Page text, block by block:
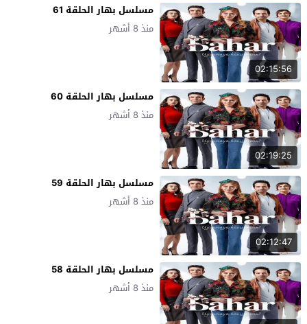
02:15:56
مسلسل بهار الحلقة 61
منذ 8 أشهر
02:19:25
مسلسل بهار الحلقة 60
منذ 8 أشهر
02:12:47
مسلسل بهار الحلقة 59
منذ 8 أشهر
مسلسل بهار الحلقة 58
منذ 8 أشهر